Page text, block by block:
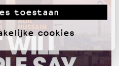
toestaan
cookies